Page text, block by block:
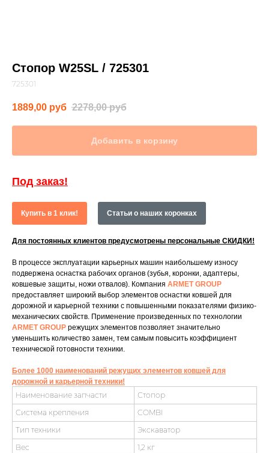
Стопор W25SL / 725301
725301
1889,00 руб 2278,00 руб
Добавить в корзину
Под заказ!
Купить в 1 клик! Статьи о наших коронках
Для постоянных клиентов предусмотрены персональные СКИДКИ!
В процессе эксплуатации карьерных машин наибольшему износу
подвержена оснастка рабочих органов (зубья, коронки, адаптеры,
ковшевые защиты, ножи отвалов). Компания ARMET GROUP
предоставляет широкий выбор элементов оснастки ковшей для
дорожной и карьерной техники с повышенными показателями физико-
механических свойств. Применение произведенных по технологии
ARMET GROUP режущих элементов позволяет значительно
уменьшить количество замен, тем самым повысить коэффициент
технической готовности техники.
Более 1000 наименований режущих элементов ковшей для
дорожной и карьерной техники!
Наименование запчасти
Стопор
Система крепления
COMBI
Тип техники
Экскаватор
Вес
1,2 кг